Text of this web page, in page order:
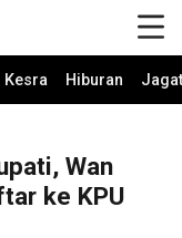
Kesra Hiburan Jagat
Wan
ke KPU